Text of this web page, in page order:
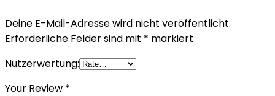
Deine E-Mail-Adresse wird nicht veröffentlicht.
Erforderliche Felder sind mit * markiert
Nutzerwertung:
Your Review *